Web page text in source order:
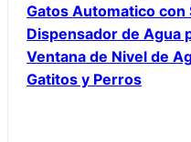
Gatos Automatico
Dispensador de Agua
Ventana de Nivel de
Gatitos y Perros